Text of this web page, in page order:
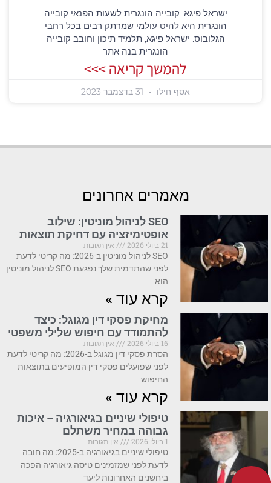
ישראל פיגא: קובייה הונגרית לשעות הפנאי קובייה
הונגרית היא להיט עולמי שמרתק רבים בכל רחבי
הגלובוס. ישראל פיגא, תלמיד תיכון וחובב קובייה
הונגרית בנה אתר
להמשך קריאה >>>
אסף חילו
מאמרים אחרונים
SEO לניהול מוניטין: שילוב
אופטימיזציה עם דחיקת תוצאות
21 ביולי 2026
אין תגובות
SEO לניהול מוניטין ב-2026: מה קריטי לדעת
לפני שהתדמית שלך נפגעת SEO לניהול מוניטין
הוא
קרא עוד »
מחיקת פסקי דין מגוגל: כיצד
להתמודד עם חיפוש שלילי משפטי
16 ביולי 2026
אין תגובות
הסרת פסקי דין מגוגל ב-2026: מה קריטי לדעת
לפני שפועלים פסקי דין המופיעים בתוצאות
החיפוש
קרא עוד »
טיפולי שיניים בגיאורגיה – איכות
גבוהה במחיר משתלם
1 ביולי 2026
אין תגובות
טיפולי שיניים בגיאורגיה ב-2025: מה חובה
לדעת לפני שמזמינים טיסה גיאורגיה הפכה
ביחשנים האחרונות ליעד